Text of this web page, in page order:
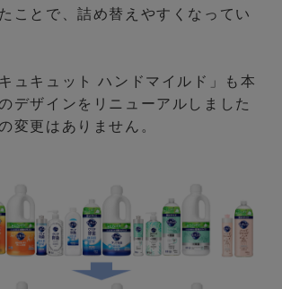
ことで、詰め替えやすくなってい
ュキュット ハンドマイルド」も本
デザインをリニューアルしました
変更はありません。